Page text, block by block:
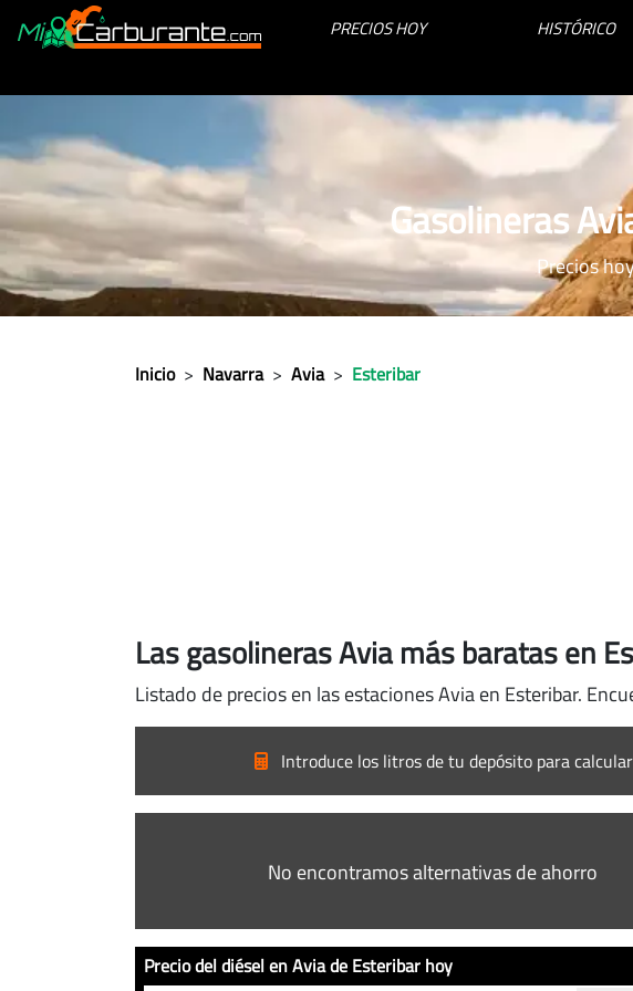
PRECIOS HOY HISTÓRICO
Gasolineras
Precios
Inicio > Navarra > Avia > Esteribar
Las gasolineras Avia más baratas en
Listado de precios en las estaciones Avia en Esteribar.
Introduce los litros de tu depósito para
No encontramos alternativas de ahorro
Precio del diésel en Avia de Esteribar hoy